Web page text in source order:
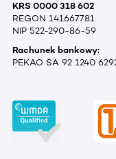
KRS 0000 318 602
REGON 141667781
NIP 522-290-86-59
Rachunek bankowy:
PEKAO SA 92 1240